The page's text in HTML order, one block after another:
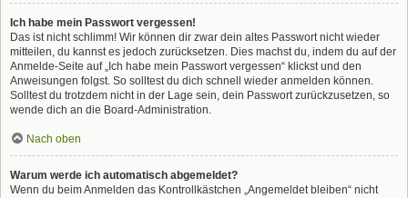
Ich habe mein Passwort vergessen!
Das ist nicht schlimm! Wir können dir zwar dein altes Passwort nicht wieder
mitteilen, du kannst es jedoch zurücksetzen. Dies machst du, indem du auf der
Anmelde-Seite auf „Ich habe mein Passwort vergessen“ klickst und den
Anweisungen folgst. So solltest du dich schnell wieder anmelden können.
Solltest du trotzdem nicht in der Lage sein, dein Passwort zurückzusetzen, so
wende dich an die Board-Administration.
Nach oben
Warum werde ich automatisch abgemeldet?
Wenn du beim Anmelden das Kontrollkästchen „Angemeldet bleiben“ nicht